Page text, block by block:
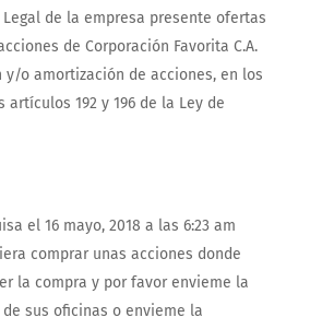
de la empresa presente ofertas
de Corporación Favorita C.A.
o amortización de acciones, en los
artículos 192 y 196 de la Ley de
el 16 mayo, 2018 a las 6:23 am
comprar unas acciones donde
la compra y por favor envieme la
sus oficinas o envieme la